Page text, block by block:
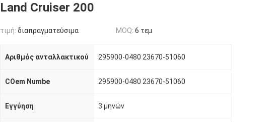
Land Cruiser 200
τιμή: διαπραγματεύσιμα MOQ: 6 τεμ
Αριθμός ανταλλακτικού 295900-0480 23670-51060
COem Numbe 295900-0480 23670-51060
Εγγύηση 3 μηνών